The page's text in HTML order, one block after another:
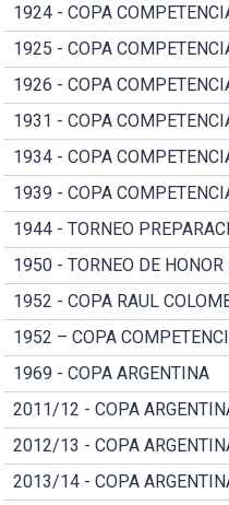
1924 - COPA
1925 - COPA
1926 - COPA
1931 - COPA
1934 - COPA
1939 - COPA
1944 - TORNEO
1950 - TORNEO DE HONOR
1952 - COPA RAUL
1952 – COPA
1969 - COPA ARGENTINA
2011/12 - COPA
2012/13 - COPA
2013/14 - COPA